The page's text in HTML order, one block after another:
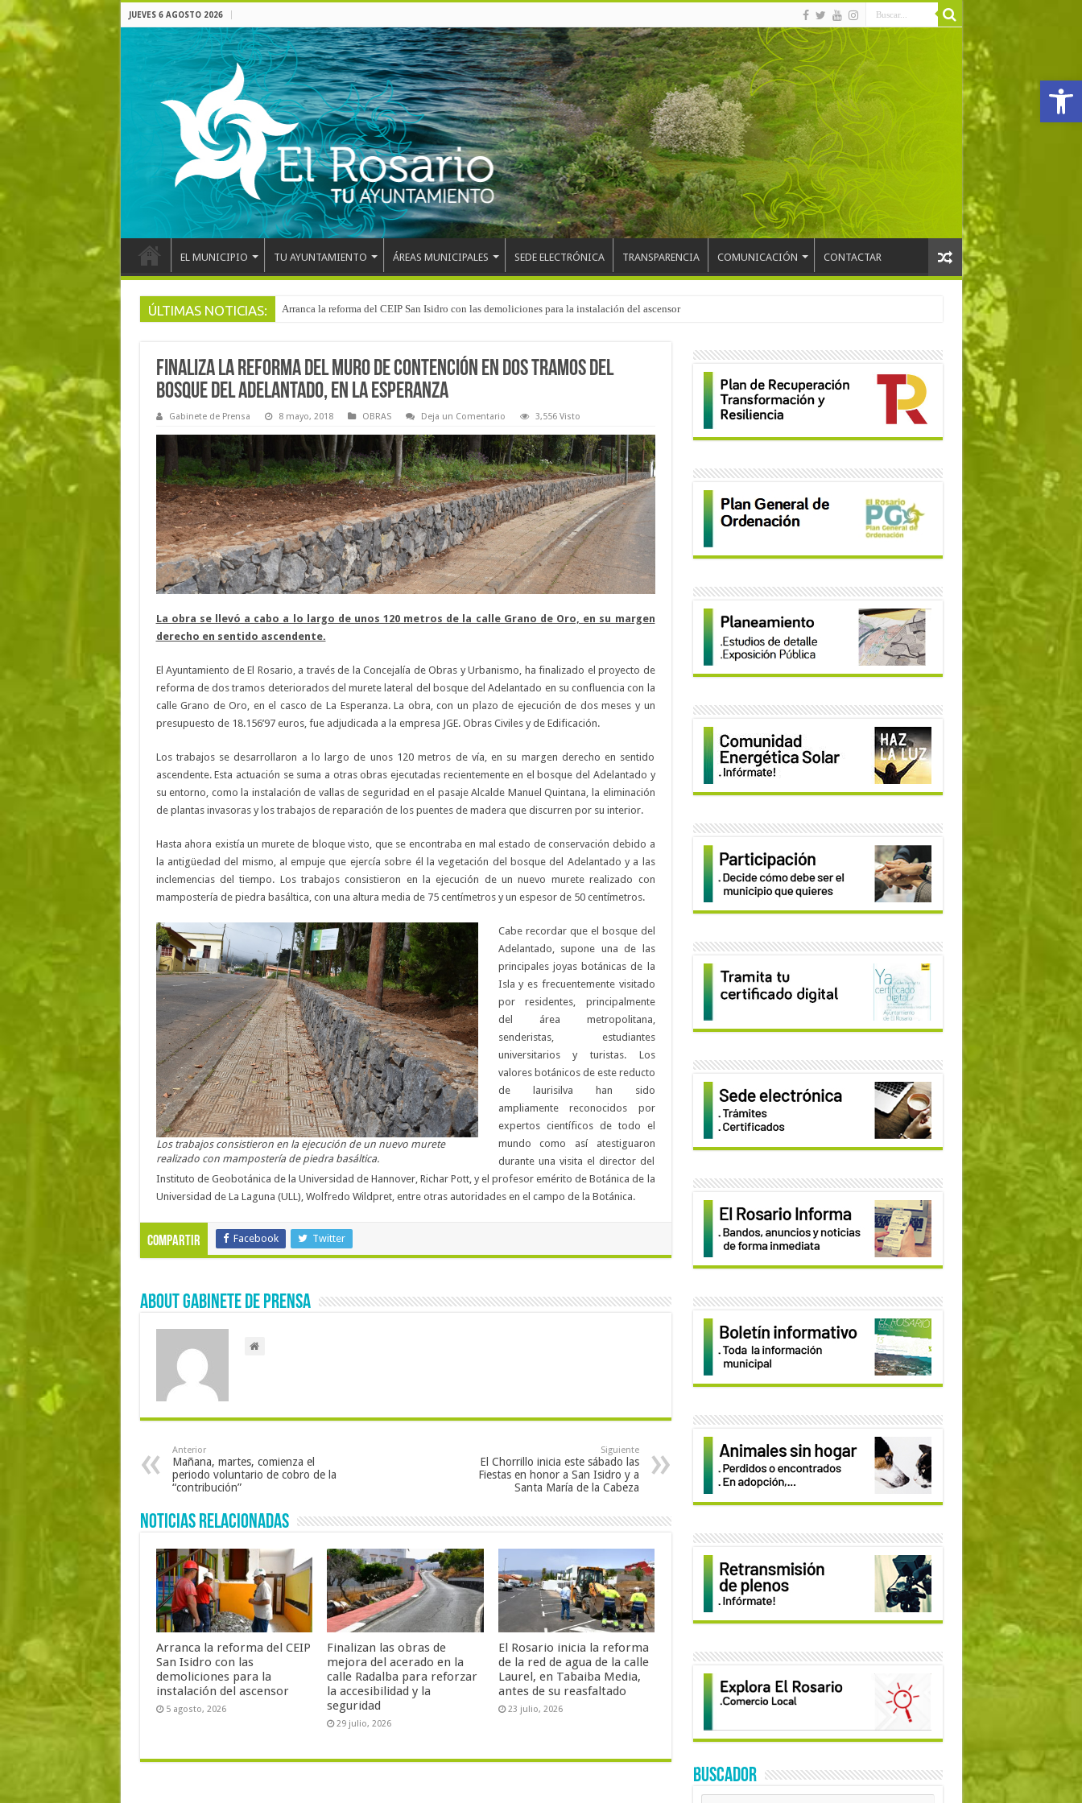
Abrir
JUEVES 6 AGOSTO 2026
EL MUNICIPIO TU AYUNTAMIENTO ÁREAS MUNICIPALES SEDE ELECTRÓNICA TRANSPARENCIA COMUNICACIÓN CONTACTAR
ÚLTIMAS NOTICIAS: El pentacampeón del mundo, Maikel Melero, en el Freestyle Zombies de La Esperanza
Finaliza la reforma del muro de contención en dos tramos del
bosque del Adelantado, en La Esperanza
Gabinete de Prensa 8 mayo, 2018 OBRAS Deja un Comentario 3,556 Visto
La obra se llevó a cabo a lo largo de unos 120 metros de la calle Grano de Oro, en su margen
derecho en sentido ascendente.
El Ayuntamiento de El Rosario, a través de la Concejalía de Obras y Urbanismo, ha finalizado el proyecto de
reforma de dos tramos deteriorados del murete lateral del bosque del Adelantado en su confluencia con la
calle Grano de Oro, en el casco de La Esperanza. La obra, con un plazo de ejecución de dos meses y un
presupuesto de 18.156’97 euros, fue adjudicada a la empresa JGE. Obras Civiles y de Edificación.
Los trabajos se desarrollaron a lo largo de unos 120 metros de vía, en su margen derecho en sentido
ascendente. Esta actuación se suma a otras obras ejecutadas recientemente en el bosque del Adelantado y
su entorno, como la instalación de vallas de seguridad en el pasaje Alcalde Manuel Quintana, la eliminación
de plantas invasoras y los trabajos de reparación de los puentes de madera que discurren por su interior.
Hasta ahora existía un murete de bloque visto, que se encontraba en mal estado de conservación debido a
la antigüedad del mismo, al empuje que ejercía sobre él la vegetación del bosque del Adelantado y a las
inclemencias del tiempo. Los trabajos consistieron en la ejecución de un nuevo murete realizado con
mampostería de piedra basáltica, con una altura media de 75 centímetros y un espesor de 50 centímetros.
Los trabajos consistieron en la ejecución de un nuevo murete
realizado con mampostería de piedra basáltica.
Cabe recordar que el bosque del
Adelantado, supone una de las
principales joyas botánicas de la
Isla y es frecuentemente visitado
por residentes, principalmente
del área metropolitana,
senderistas, estudiantes
universitarios y turistas. Los
valores botánicos de este reducto
de laurisilva han sido
ampliamente reconocidos por
expertos científicos de todo el
mundo como así atestiguaron
durante una visita el director del
Instituto de Geobotánica de la Universidad de Hannover, Richar Pott, y el profesor emérito de Botánica de la
Universidad de La Laguna (ULL), Wolfredo Wildpret, entre otras autoridades en el campo de la Botánica.
Compartir Facebook Twitter
About Gabinete de Prensa
Anterior
Mañana, martes, comienza el
periodo voluntario de cobro de la
“contribución”
Siguiente
El Chorrillo inicia este sábado las
Fiestas en honor a San Isidro y a
Santa María de la Cabeza
Noticias Relacionadas
Arranca la reforma del CEIP
San Isidro con las
demoliciones para la
instalación del ascensor
5 agosto, 2026
Finalizan las obras de
mejora del acerado en la
calle Radalba para reforzar
la accesibilidad y la
seguridad
29 julio, 2026
El Rosario inicia la reforma
de la red de agua de la calle
Laurel, en Tabaiba Media,
antes de su reasfaltado
23 julio, 2026
BUSCADOR